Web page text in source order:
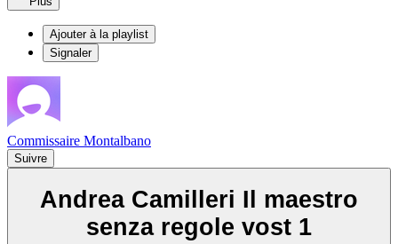
Ajouter à la playlist
Signaler
Commissaire Montalbano
Suivre
Andrea Camilleri Il maestro
senza regole vost 1